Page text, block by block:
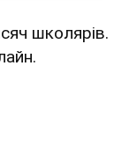
школярів.